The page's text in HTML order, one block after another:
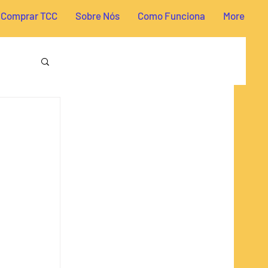
Comprar TCC Sobre Nós Como Funciona More